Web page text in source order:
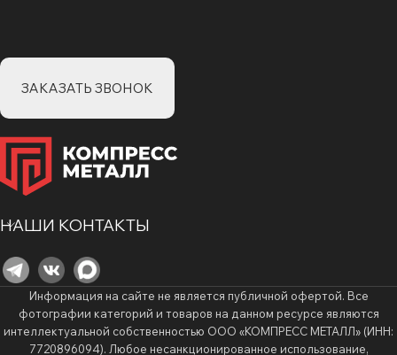
ЗАКАЗАТЬ ЗВОНОК
НАШИ КОНТАКТЫ
Информация на сайте не является публичной офертой. Все
фотографии категорий и товаров на данном ресурсе являются
интеллектуальной собственностью ООО «КОМПРЕСС МЕТАЛЛ» (ИНН:
7720896094). Любое несанкционированное использование,